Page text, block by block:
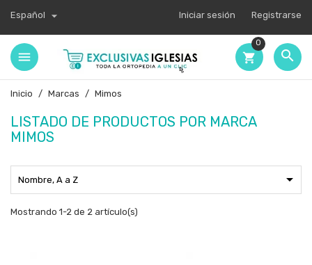
Español  Iniciar sesión Registrarse

shopping_cart
0
Inicio Marcas Mimos
LISTADO DE PRODUCTOS POR MARCA
MIMOS
Nombre, A a Z 
Mostrando 1-2 de 2 artículo(s)